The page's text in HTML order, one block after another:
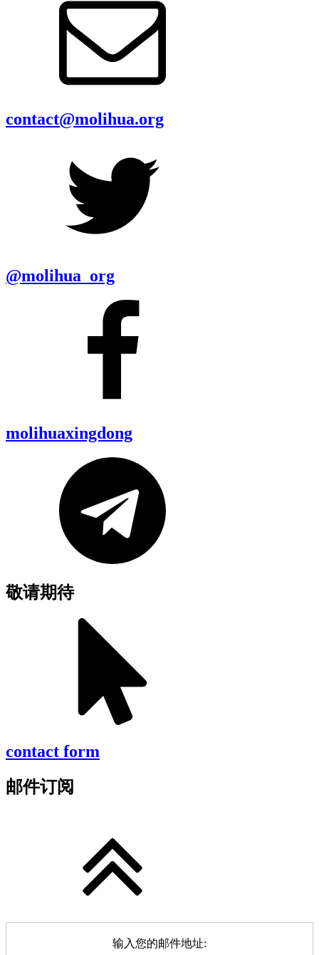
contact@molihua.org
@molihua_org
molihuaxingdong
敬请期待
contact form
邮件订阅
输入您的邮件地址: